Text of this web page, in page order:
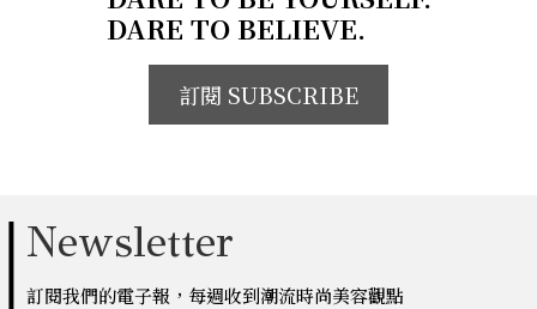
DARE TO BELIEVE.
訂閱 SUBSCRIBE
Newsletter
訂閱我們的電子報，每週收到潮流時尚美容觀點